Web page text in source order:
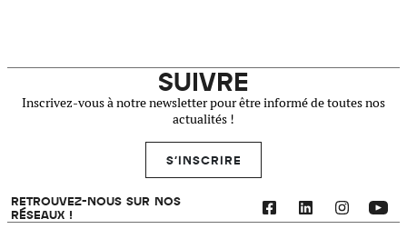
SUIVRE
Inscrivez-vous à notre newsletter pour être informé de toutes nos
actualités !
S'INSCRIRE
RETROUVEZ-NOUS SUR NOS
RÉSEAUX !